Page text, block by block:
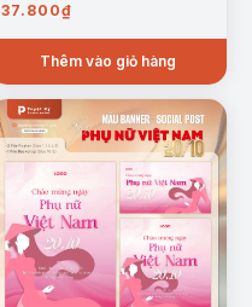
37.800₫
Thêm vào giỏ hàng